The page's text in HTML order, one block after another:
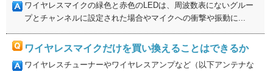
ワイヤレスマイクの緑色と赤色のLEDは、周波数表にないグルー
プとチャンネルに設定された場合やマイクへの衝撃や振動に...
ワイヤレスマイクだけを買い換えることはできるか
ワイヤレスチューナーやワイヤレスアンプなど（以下アンテナな